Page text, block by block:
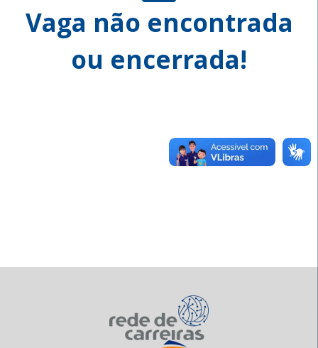
Vaga não encontrada
ou encerrada!